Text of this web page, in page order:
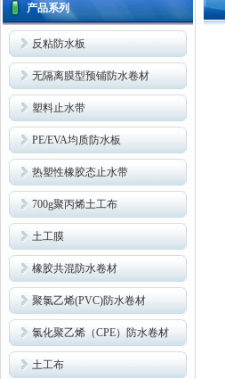
产品系列
反粘防水板
无隔离膜型预铺防水卷材
塑料止水带
PE/EVA均质防水板
热塑性橡胶态止水带
700g聚丙烯土工布
土工膜
橡胶共混防水卷材
聚氯乙烯(PVC)防水卷材
氯化聚乙烯（CPE）防水卷材
土工布